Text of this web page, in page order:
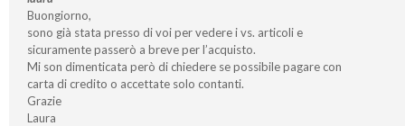
Buongiorno,
sono già stata presso di voi per vedere i vs. articoli e
sicuramente passerò a breve per l’acquisto.
Mi son dimenticata però di chiedere se possibile pagare con
carta di credito o accettate solo contanti.
Grazie
Laura